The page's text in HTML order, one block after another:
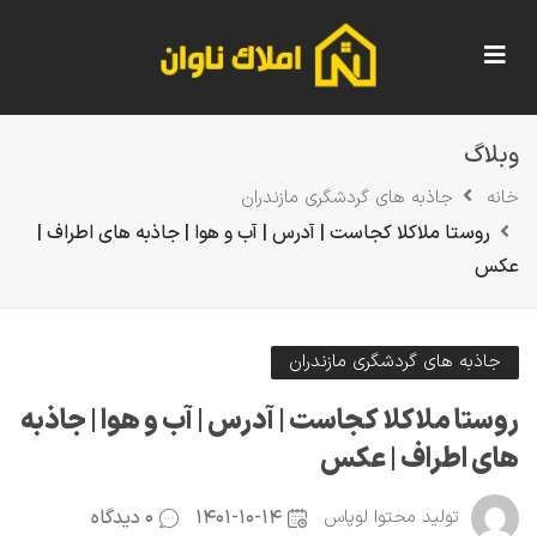
وبلاگ
خانه جاذبه های گردشگری مازندران
روستا ملاکلا کجاست | آدرس | آب و هوا | جاذبه های اطراف |
عکس
جاذبه های گردشگری مازندران
روستا ملاکلا کجاست | آدرس | آب و هوا | جاذبه
های اطراف | عکس
تولید محتوا لوپاس ۱۴۰۱-۱۰-۱۴ ۰ دیدگاه